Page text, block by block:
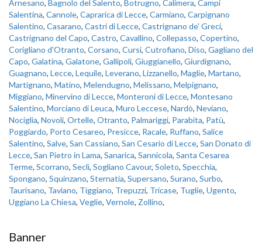
Arnesano, Bagnolo del Salento, Botrugno, Calimera, Campi
Salentina, Cannole, Caprarica di Lecce, Carmiano, Carpignano
Salentino, Casarano, Castri di Lecce, Castrignano de' Greci,
Castrignano del Capo, Castro, Cavallino, Collepasso, Copertino,
Corigliano d'Otranto, Corsano, Cursi, Cutrofiano, Diso, Gagliano del
Capo, Galatina, Galatone, Gallipoli, Giuggianello, Giurdignano,
Guagnano, Lecce, Lequile, Leverano, Lizzanello, Maglie, Martano,
Martignano, Matino, Melendugno, Melissano, Melpignano,
Miggiano, Minervino di Lecce, Monteroni di Lecce, Montesano
Salentino, Morciano di Leuca, Muro Leccese, Nardò, Neviano,
Nociglia, Novoli, Ortelle, Otranto, Palmariggi, Parabita, Patù,
Poggiardo, Porto Cesareo, Presicce, Racale, Ruffano, Salice
Salentino, Salve, San Cassiano, San Cesario di Lecce, San Donato di
Lecce, San Pietro in Lama, Sanarica, Sannicola, Santa Cesarea
Terme, Scorrano, Seclì, Sogliano Cavour, Soleto, Specchia,
Spongano, Squinzano, Sternatia, Supersano, Surano, Surbo,
Taurisano, Taviano, Tiggiano, Trepuzzi, Tricase, Tuglie, Ugento,
Uggiano La Chiesa, Veglie, Vernole, Zollino,
Banner